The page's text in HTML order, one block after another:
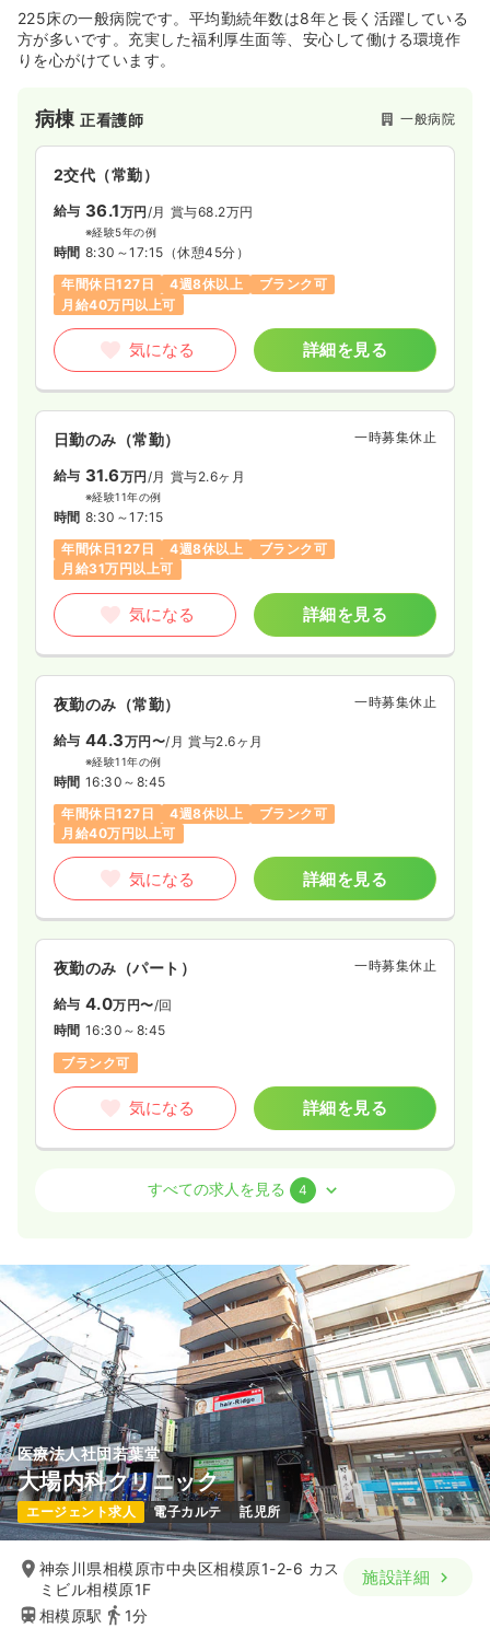
時間
8:15～17:00
土日祝休み
年間休日124日
オンコールあり
月給30万円以上可
気になる 詳細を見る
225床の一般病院です。平均勤続年数は8年と長く活躍している
方が多いです。充実した福利厚生面等、安心して働ける環境作
りを心がけています。
病棟正看護師 一般病院
2交代（常勤）
給与 36.1万円/月 賞与68.2万円
※経験5年の例
時間 8:30～17:15 （休憩45分）
年間休日127日
4週8休以上
ブランク可
月給40万円以上可
気になる 詳細を見る
日勤のみ（常勤） 一時募集休止
給与 31.6万円 /月 賞与2.6ヶ月
※経験11年の例
時間 8:30～17:15
年間休日127日
4週8休以上
ブランク可
月給31万円以上可
気になる 詳細を見る
夜勤のみ（常勤） 一時募集休止
給与 44.3万円〜/月 賞与2.6ヶ月
※経験11年の例
時間 16:30～8:45
年間休日127日
4週8休以上
ブランク可
月給40万円以上可
気になる 詳細を見る
夜勤のみ（パート） 一時募集休止
給与 4.0万円〜/回
時間 16:30～8:45
ブランク可
気になる 詳細を見る
42.3万円〜/月 賞与2回
※経験9年の例
時間 8:30～17:15
4週8休以上
ブランク可 月給40万円以上可
気になる 詳細を見る
オペ室(手術室) 正看護師 一般病院
日勤のみ（常勤） 一時募集休止
給与 34.5万円/月 賞与69.3万円
※経験4年の例
時間 8:30～17:15
すべての求人を見る 4
医療法人社団若葉堂
大場内科クリニック
エージェント求人 電子カルテ 託児所
神奈川県相模原市中央区相模原1-2-6 カス
ミビル相模原1F
相模原駅
1分
施設詳細